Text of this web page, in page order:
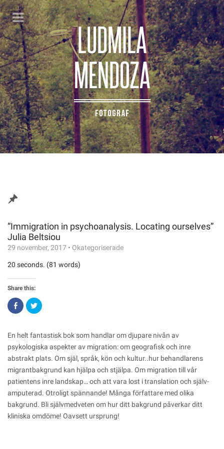
”Immigration in psychoanalysis. Locating ourselves”
Julia Beltsiou
29 november, 2017 • Okategoriserade
20 seconds. (81 words)
Share this:
Click
to
share
(Opens
in
new
window)
Click
to
(Opens
in
new
window)
En helt fantastisk bok som handlar om djupare nivån av
psykologiska aspekter av migration: om geografisk och inre
abstrakt plats. Om själ, språk, kön och kultur..hur behandlarens
migrantbakgrund kan hjälpa och stjälpa. Om migration till vår
patientens inre landskap… och att vara lost i translation och själv-
amputerad. Otroligt spännande! Många författare med olika
bakgrund. Bli självmedveten om hur ditt bakgrund påverkar ditt
kliniska omdöme! Oavsett ursprung!